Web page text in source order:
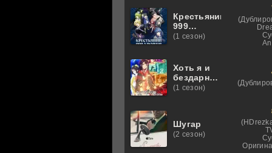
Крестьянин
999
уровня
(1 сезон)
Хоть я и
бездарная
злодейка
(1 сезон)
Шугар
(2 сезон)